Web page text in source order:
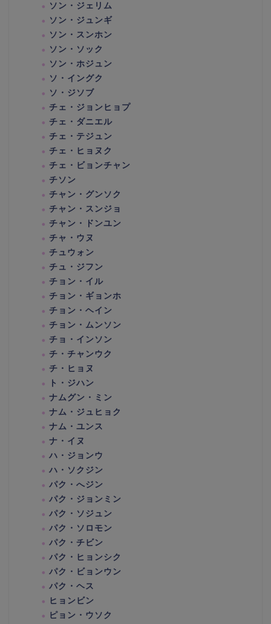
ソン・ジェリム
ソン・ジュンギ
ソン・スンホン
ソン・ソック
ソン・ホジュン
ソ・イングク
ソ・ジソブ
チェ・ジョンヒョプ
チェ・ダニエル
チェ・テジュン
チェ・ヒョヌク
チェ・ビョンチャン
チソン
チャン・グンソク
チャン・スンジョ
チャン・ドンユン
チャ・ウヌ
チュウォン
チュ・ジフン
チョン・イル
チョン・ギョンホ
チョン・ヘイン
チョン・ムンソン
チョ・インソン
チ・チャンウク
チ・ヒョヌ
ト・ジハン
ナムグン・ミン
ナム・ジュヒョク
ナム・ユンス
ナ・イヌ
ハ・ジョンウ
ハ・ソクジン
パク・へジン
パク・ジョンミン
パク・ソジュン
パク・ソロモン
パク・チビン
パク・ヒョンシク
パク・ビョンウン
パク・ヘス
ヒョンビン
ピョン・ウソク